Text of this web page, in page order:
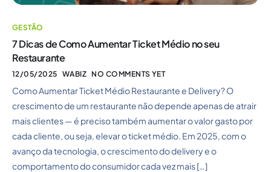
GESTÃO
7 Dicas de Como Aumentar Ticket Médio no seu
Restaurante
12/05/2025 WABIZ NO COMMENTS YET
Como Aumentar Ticket Médio Restaurante e Delivery? O
crescimento de um restaurante não depende apenas de atrair
mais clientes — é preciso também aumentar o valor gasto por
cada cliente, ou seja, elevar o ticket médio. Em 2025, com o
avanço da tecnologia, o crescimento do delivery e o
comportamento do consumidor cada vez mais […]